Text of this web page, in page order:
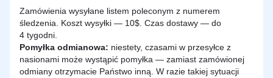
Zamówienia wysyłane listem poleconym z numerem
śledzenia. Koszt wysyłki — 10$. Czas dostawy — do
4 tygodni.
Pomyłka odmianowa: niestety, czasami w przesyłce z
nasionami może wystąpić pomyłka — zamiast zamówionej
odmiany otrzymacie Państwo inną. W razie takiej sytuacji